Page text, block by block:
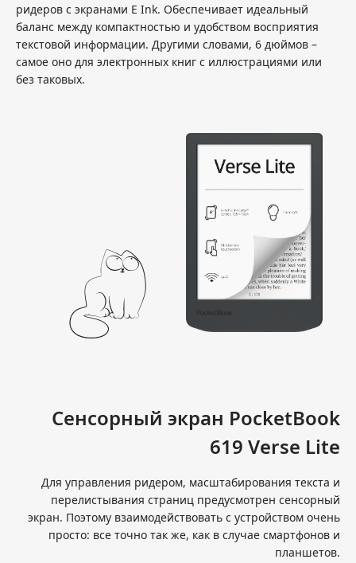
ридеров с экранами E Ink. Обеспечивает идеальный
баланс между компактностью и удобством восприятия
текстовой информации. Другими словами, 6 дюймов –
самое оно для электронных книг с иллюстрациями или
без таковых.
Сенсорный экран PocketBook
619 Verse Lite
Для управления ридером, масштабирования текста и
перелистывания страниц предусмотрен сенсорный
экран. Поэтому взаимодействовать с устройством очень
просто: все точно так же, как в случае смартфонов и
планшетов.